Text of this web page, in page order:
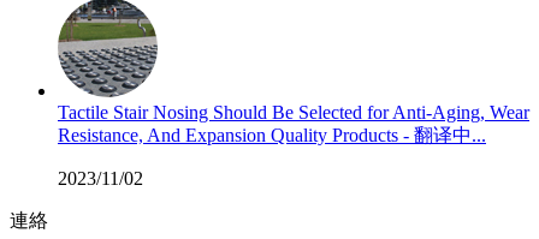
Tactile Stair Nosing Should Be Selected for Anti-Aging, Wear
Resistance, And Expansion Quality Products - 翻译中...
2023/11/02
連絡